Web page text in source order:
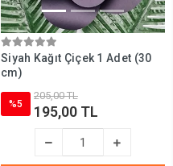
Siyah Kağıt Çiçek 1 Adet (30
cm)
%5
205,00 TL
195,00 TL